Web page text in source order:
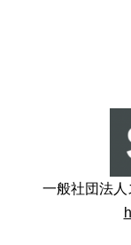
一般社団法